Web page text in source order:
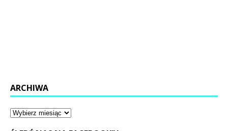
ARCHIWA